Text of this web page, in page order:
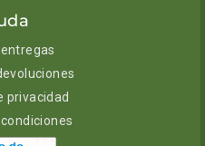
privacidad